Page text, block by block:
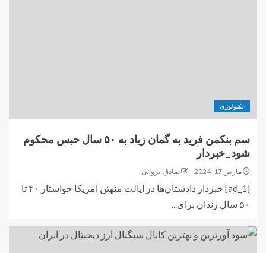
تکنولوژی
سم‌ بنکمن فرید به گمان زیاد به ۵۰ سال حبس محکوم
شود_خبردار
مارس 17, 2024 صادق ایروانی
[ad_1] خبردار دادستان‌ها در ایالت منهتن امریکا خواستار ۴۰ تا
۵۰ سال زندان برای...